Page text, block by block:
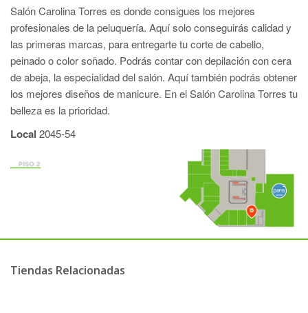
Salón Carolina Torres es donde consigues los mejores
profesionales de la peluquería. Aquí solo conseguirás calidad y
las primeras marcas, para entregarte tu corte de cabello,
peinado o color soñado. Podrás contar con depilación con cera
de abeja, la especialidad del salón. Aquí también podrás obtener
los mejores diseños de manicure. En el Salón Carolina Torres tu
belleza es la prioridad.
Local 2045-54
Tiendas Relacionadas